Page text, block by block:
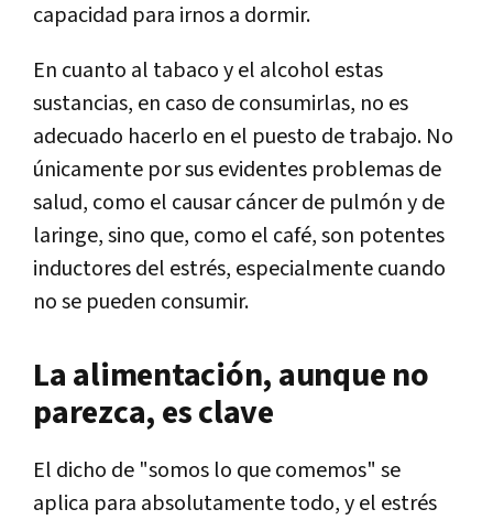
capacidad para irnos a dormir.
En cuanto al tabaco y el alcohol estas
sustancias, en caso de consumirlas, no es
adecuado hacerlo en el puesto de trabajo. No
únicamente por sus evidentes problemas de
salud, como el causar cáncer de pulmón y de
laringe, sino que, como el café, son potentes
inductores del estrés, especialmente cuando
no se pueden consumir.
La alimentación, aunque no
parezca, es clave
El dicho de "somos lo que comemos" se
aplica para absolutamente todo, y el estrés